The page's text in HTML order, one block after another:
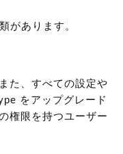
があります。
た、すべての設定や
をアップグレード
権限を持つユーザー